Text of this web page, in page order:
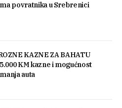
povratnika u Srebrenici
KAZNE ZA BAHATU
KM kazne i mogućnost
auta